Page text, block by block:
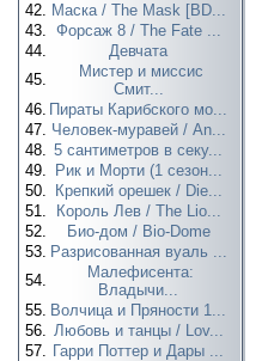
42. Маска / The Mask [BD...
43. Форсаж 8 / The Fate ...
44.
Девчата
45.
Мистер и миссис
Смит...
46. Пираты Карибского мо...
47. Человек-муравей / An...
48. 5 сантиметров в секу...
49.
Рик и Морти (1 сезон...
50.
Крепкий орешек / Die...
51.
Король Лев / The Lio...
52.
Био-дом / Bio-Dome
53. Разрисованная вуаль ...
54.
Малефисента:
Владычи...
55. Волчица и Пряности 1...
56. Любовь и танцы / Lov...
57. Гарри Поттер и Дары ...